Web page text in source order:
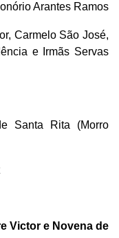
Arantes Ramos
Carmelo São José,
e Irmãs Servas
Santa Rita (Morro
Victor e Novena de